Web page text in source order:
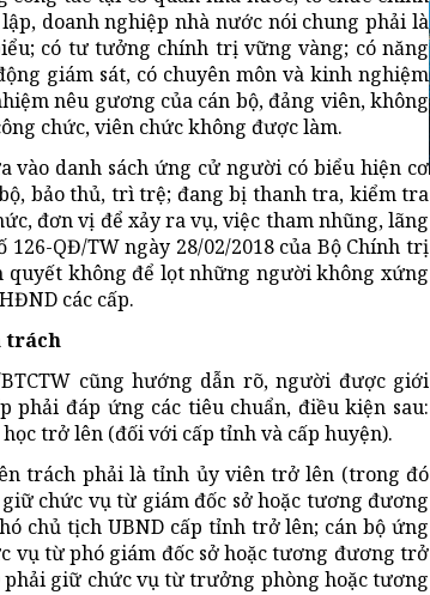
doanh nghiệp nhà nước nói chung phải là
có tư tưởng chính trị vững vàng; có năng
giám sát, có chuyên môn và kinh nghiệm
nêu gương của cán bộ, đảng viên, không
chức, viên chức không được làm.
danh sách ứng cử người có biểu hiện cơ
bảo thủ, trì trệ; đang bị thanh tra, kiểm tra
đơn vị để xảy ra vụ, việc tham nhũng, lãng
QĐ/TW ngày 28/02/2018 của Bộ Chính trị
quyết không để lọt những người không xứng
các cấp.
trách
cũng hướng dẫn rõ, người được giới
đáp ứng các tiêu chuẩn, điều kiện sau:
trở lên (đối với cấp tỉnh và cấp huyện).
trách phải là tỉnh ủy viên trở lên (trong đó
chức vụ từ giám đốc sở hoặc tương đương
chủ tịch UBND cấp tỉnh trở lên; cán bộ ứng
vụ từ phó giám đốc sở hoặc tương đương trở
giữ chức vụ từ trưởng phòng hoặc tương